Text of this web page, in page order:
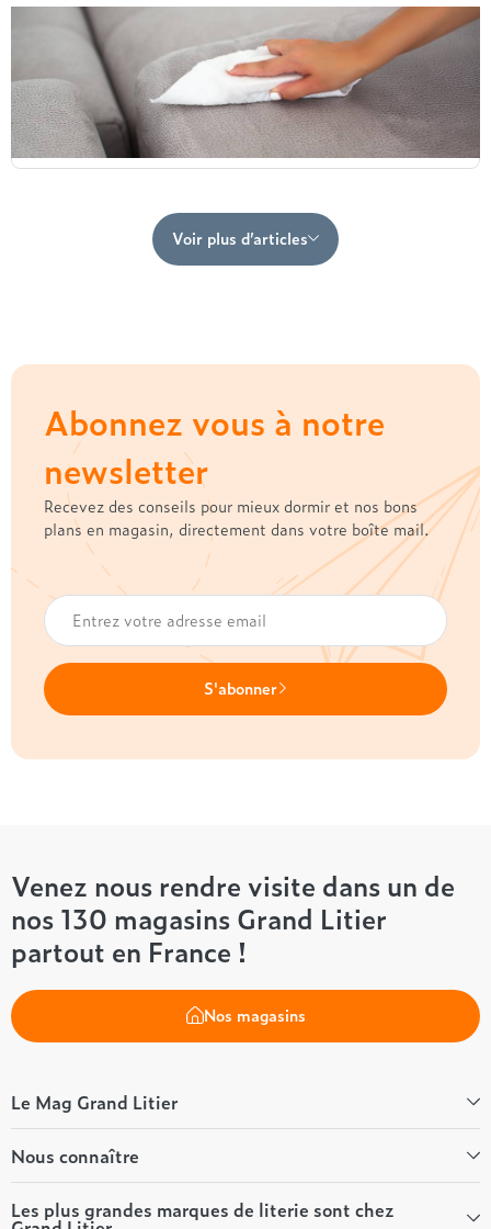
L’entretien de votre canapé convertible :
conseils et astuces
Votre canapé convertible est un investissement important
qui mérite un entretien régulier pour préserver son aspect
et sa durabilité. Cet article explore les...
Voir plus d’articles
Abonnez vous à notre
newsletter
Recevez des conseils pour mieux dormir et nos bons
plans en magasin, directement dans votre boîte mail.
S'abonner
Venez nous rendre visite dans un de
nos 130 magasins Grand Litier
partout en France !
Nos magasins
Le Mag Grand Litier
Bien-être
Conseils literie
Tous les articles du Mag
Nous connaître
Qui sommes-nous ?
Les plus grandes marques de literie sont chez